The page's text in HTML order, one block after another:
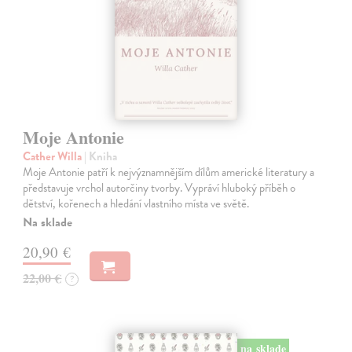
Moje Antonie
Cather Willa| Kniha
Moje Antonie patří k nejvýznamnějším dílům americké literatury a
představuje vrchol autorčiny tvorby. Vypráví hluboký příběh o
dětství, kořenech a hledání vlastního místa ve světě.
Na sklade
20,90 €
22,00 € ?
na sklade